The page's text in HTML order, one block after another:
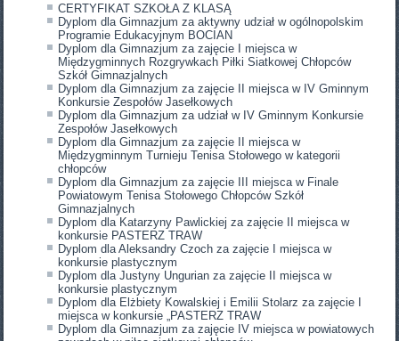
CERTYFIKAT SZKOŁA Z KLASĄ
Dyplom dla Gimnazjum za aktywny udział w ogólnopolskim
Programie Edukacyjnym BOCIAN
Dyplom dla Gimnazjum za zajęcie I miejsca w
Międzygminnych Rozgrywkach Piłki Siatkowej Chłopców
Szkół Gimnazjalnych
Dyplom dla Gimnazjum za zajęcie II miejsca w IV Gminnym
Konkursie Zespołów Jasełkowych
Dyplom dla Gimnazjum za udział w IV Gminnym Konkursie
Zespołów Jasełkowych
Dyplom dla Gimnazjum za zajęcie II miejsca w
Międzygminnym Turnieju Tenisa Stołowego w kategorii
chłopców
Dyplom dla Gimnazjum za zajęcie III miejsca w Finale
Powiatowym Tenisa Stołowego Chłopców Szkół
Gimnazjalnych
Dyplom dla Katarzyny Pawlickiej za zajęcie II miejsca w
konkursie PASTERZ TRAW
Dyplom dla Aleksandry Czoch za zajęcie I miejsca w
konkursie plastycznym
Dyplom dla Justyny Ungurian za zajęcie II miejsca w
konkursie plastycznym
Dyplom dla Elżbiety Kowalskiej i Emilii Stolarz za zajęcie I
miejsca w konkursie „PASTERZ TRAW
Dyplom dla Gimnazjum za zajęcie IV miejsca w powiatowych